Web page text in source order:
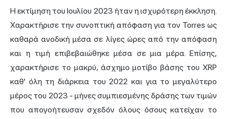
Η εκτίμηση του Ιουλίου 2023 ήταν η ισχυρότερη έκκληση.
Χαρακτήρισε την συνοπτική απόφαση για τον Torres ως
καθαρά ανοδική μέσα σε λίγες ώρες από την απόφαση
και η τιμή επιβεβαιώθηκε μέσα σε μια μέρα. Επίσης,
χαρακτήρισε το μακρύ, άσχημο μοτίβο βάσης του XRP
καθ' όλη τη διάρκεια του 2022 και για το μεγαλύτερο
μέρος του 2023 - μήνες συμπιεσμένης δράσης των τιμών
που απογοήτευσαν σχεδόν όλους όσους κατείχαν το